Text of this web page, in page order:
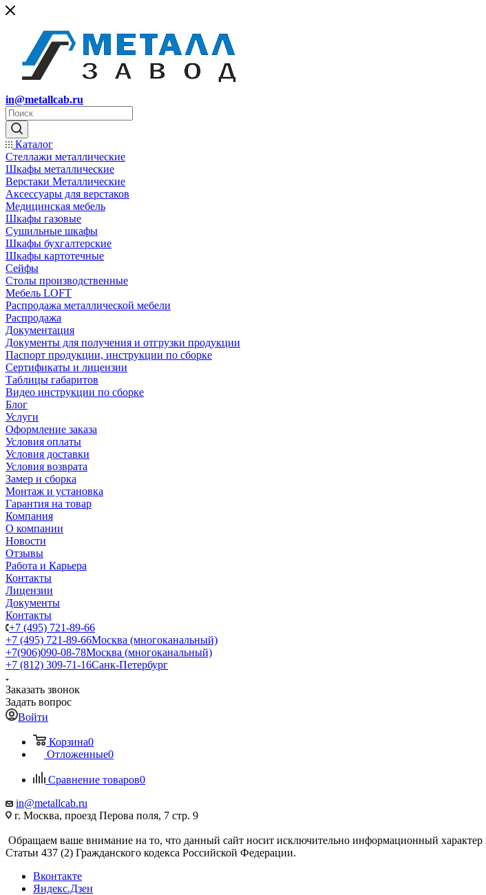
in@metallcab.ru
Каталог
Стеллажи металлические
Шкафы металлические
Верстаки Металлические
Аксессуары для верстаков
Медицинская мебель
Шкафы газовые
Сушильные шкафы
Шкафы бухгалтерские
Шкафы картотечные
Сейфы
Столы производственные
Мебель LOFT
Распродажа металлической мебели
Распродажа
Документация
Документы для получения и отгрузки продукции
Паспорт продукции, инструкции по сборке
Сертификаты и лицензии
Таблицы габаритов
Видео инструкции по сборке
Блог
Услуги
Оформление заказа
Условия оплаты
Условия доставки
Условия возврата
Замер и сборка
Монтаж и установка
Гарантия на товар
Компания
О компании
Новости
Отзывы
Работа и Карьера
Контакты
Лицензии
Документы
Контакты
+7 (495) 721-89-66
+7 (495) 721-89-66Москва (многоканальный)
+7(906)090-08-78Москва (многоканальный)
+7 (812) 309-71-16Санк-Петербург
Заказать звонок
Задать вопрос
Войти
Корзина0
Отложенные0
Сравнение товаров0
in@metallcab.ru
г. Москва, проезд Перова поля, 7 стр. 9
Обращаем ваше внимание на то, что данный сайт носит исключительно информационный
Статьи 437 (2) Гражданского кодекса Российской Федерации.
Вконтакте
Яндекс.Дзен